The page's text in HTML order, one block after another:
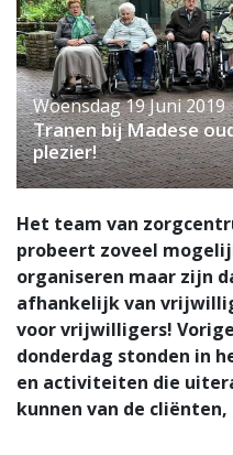
Woensdag 19 Juni 2019
Tranen bij Madese
plezier!
Het team van
probeert zoveel
organiseren maar zijn
afhankelijk van
voor vrijwilligers!
donderdag stonden in
en activiteiten die
kunnen van de